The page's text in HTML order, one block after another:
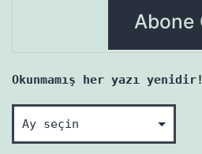
Okunmamış her yazı yenidir!
Okunmamış
her